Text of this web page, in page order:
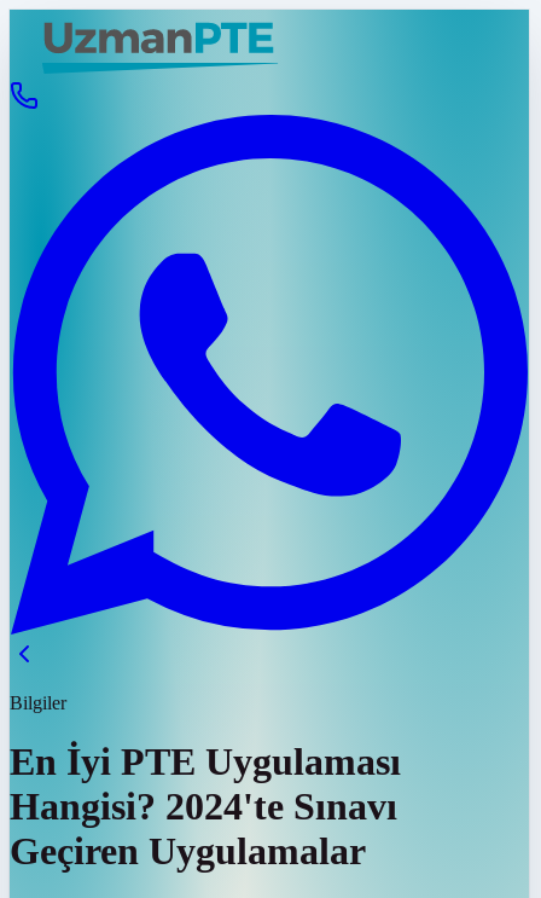
Bilgiler
En İyi PTE Uygulaması
Hangisi? 2024'te Sınavı
Geçiren Uygulamalar